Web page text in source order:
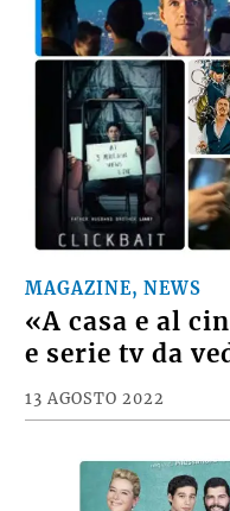
MAGAZINE, NEWS
«A casa e al
e serie tv da
13 AGOSTO 2022